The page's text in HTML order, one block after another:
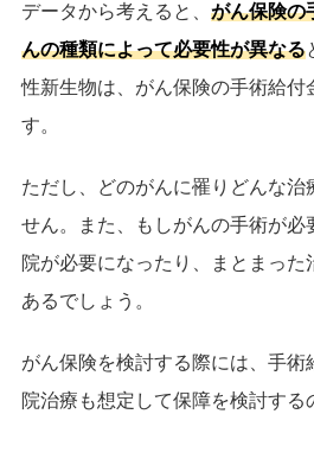
データから考えると、 がん保険の
んの種類によって必要性が異なる
性新生物は、がん保険の手術給付
す。
ただし、どのがんに罹りどんな治
せん。また、もしがんの手術が必
院が必要になったり、まとまった
あるでしょう。
がん保険を検討する際には、手術
院治療も想定して保障を検討する